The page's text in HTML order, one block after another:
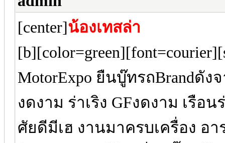
[center]น้องเทสล่า
MotorExpo ยืนบู๊ทรถBrandดัง
งดงาม ร่าเริง GFงดงาม เรือ
ศัยดีมีเฮ งานมาครบเครื่อง อ